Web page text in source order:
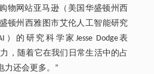
物网站亚马逊（美国华盛顿州西
顿州西雅图市艾伦人工智能研究
）的研究科学家Jesse Dodge表
，随着它在我们日常生活中的占
力还会更多。”